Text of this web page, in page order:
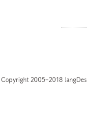
Copyright 2005–2018